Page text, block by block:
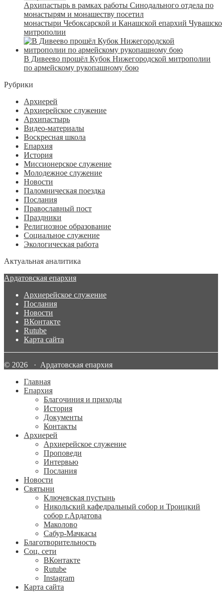
Архипастырь в рамках работы Синодального отдела по
монастырям и монашеству посетил
монастыри Чебоксарской и Канашской епархий
митрополии
В Дивеево прошёл Кубок Нижегородской митрополии
по армейскому рукопашному бою
Рубрики
Архиерей
Архиерейское служение
Архипастырь
Видео-материалы
Воскресная школа
Епархия
История
Миссионерское служение
Молодежное служение
Новости
Паломническая поездка
Послания
Православный пост
Праздники
Религиозное образование
Социальное служение
Экологическая работа
Актуальная аналитика
Ардатовская епархия
Архиерейское служение
Послания
Новости
ВКонтакте
Rutube
Карта сайта
© 2026 · Ардатовская епархия
Главная
Епархия
Благочиния и приходы
История
Документы
Контакты
Архиерей
Архиерейское служение
Проповеди
Интервью
Послания
Новости
Святыни
Ключевская пустынь
Никольский кафедральный собор и Троицкий
собор г.Ардатова
Маколово
Сабур-Мачкасы
Благотворительность
Соц. сети
ВКонтакте
Rutube
Instagram
Карта сайта